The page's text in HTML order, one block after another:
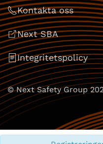
Kontakta oss
Next SBA
Integritetspolicy
© Next Safety Group